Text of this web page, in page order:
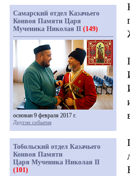
Самарский отдел Казачьего
Конвоя Памяти Царя
Мученика Николая II (149)
основан 9 февраля 2017 г.
Другие события
Тобольский отдел Казачьего
Конвоя Памяти
Царя Мученика Николая II
(101)